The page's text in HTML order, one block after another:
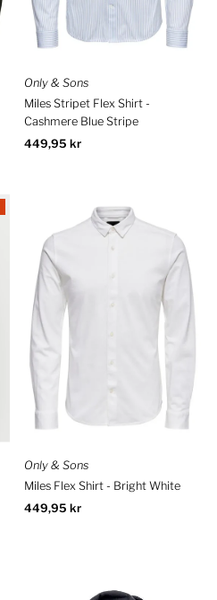
Only & Sons
Miles Stripet Flex Shirt -
Cashmere Blue Stripe
Ordinær
449,95 kr
Only & Sons
Miles Flex Shirt - Bright White
Ordinær
449,95 kr